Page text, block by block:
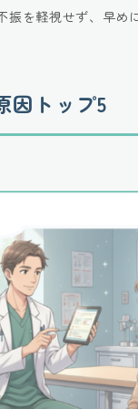
振を軽視せず、早め
因トップ5